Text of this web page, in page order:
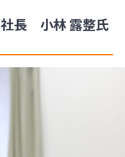
長 小林 露整氏